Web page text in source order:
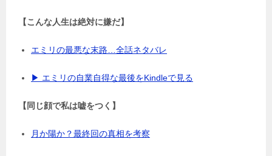
【こんな人生は絶対に嫌だ】
エミリの最悪な末路…全話ネタバレ
▶ エミリの自業自得な最後をKindleで見る
【同じ顔で私は嘘をつく】
月か陽か？最終回の真相を考察